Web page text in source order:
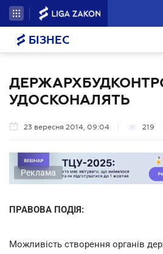
БІЗНЕС
УДОСКОНАЛЯТЬ
23 вересня 2014, 09:04 219
Реклама
ПРАВОВА ПОДІЯ:
Можливість створення органів